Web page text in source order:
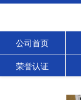
公司首页
荣誉认证